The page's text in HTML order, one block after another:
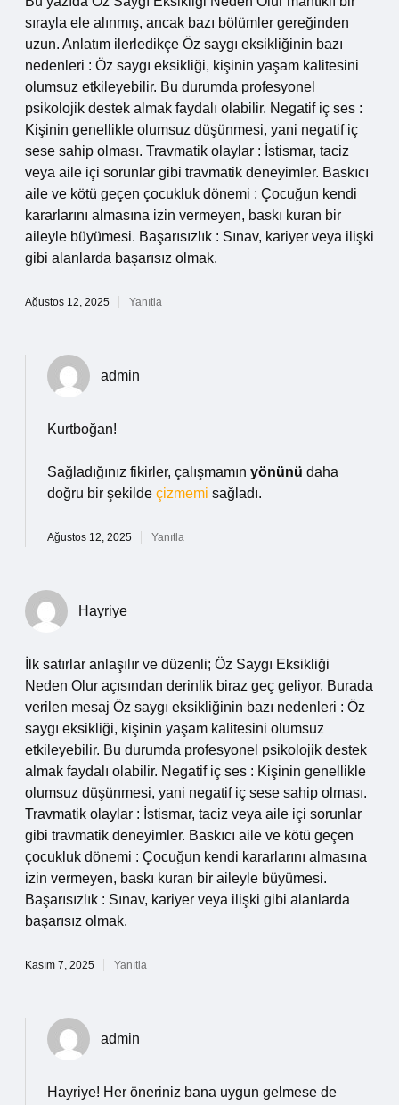
sırayla ele alınmış, ancak bazı bölümler gereğinden
uzun. Anlatım ilerledikçe Öz saygı eksikliğinin bazı
nedenleri : Öz saygı eksikliği, kişinin yaşam kalitesini
olumsuz etkileyebilir. Bu durumda profesyonel
psikolojik destek almak faydalı olabilir. Negatif iç ses :
Kişinin genellikle olumsuz düşünmesi, yani negatif iç
sese sahip olması. Travmatik olaylar : İstismar, taciz
veya aile içi sorunlar gibi travmatik deneyimler. Baskıcı
aile ve kötü geçen çocukluk dönemi : Çocuğun kendi
kararlarını almasına izin vermeyen, baskı kuran bir
aileyle büyümesi. Başarısızlık : Sınav, kariyer veya ilişki
gibi alanlarda başarısız olmak.
Ağustos 12, 2025 Yanıtla
admin
Kurtboğan!
Sağladığınız fikirler, çalışmamın yönünü daha
doğru bir şekilde çizmemi sağladı.
Ağustos 12, 2025 Yanıtla
Hayriye
İlk satırlar anlaşılır ve düzenli; Öz Saygı Eksikliği
Neden Olur açısından derinlik biraz geç geliyor. Burada
verilen mesaj Öz saygı eksikliğinin bazı nedenleri : Öz
saygı eksikliği, kişinin yaşam kalitesini olumsuz
etkileyebilir. Bu durumda profesyonel psikolojik destek
almak faydalı olabilir. Negatif iç ses : Kişinin genellikle
olumsuz düşünmesi, yani negatif iç sese sahip olması.
Travmatik olaylar : İstismar, taciz veya aile içi sorunlar
gibi travmatik deneyimler. Baskıcı aile ve kötü geçen
çocukluk dönemi : Çocuğun kendi kararlarını almasına
izin vermeyen, baskı kuran bir aileyle büyümesi.
Başarısızlık : Sınav, kariyer veya ilişki gibi alanlarda
başarısız olmak.
Kasım 7, 2025 Yanıtla
admin
Hayriye! Her öneriniz bana uygun gelmese de